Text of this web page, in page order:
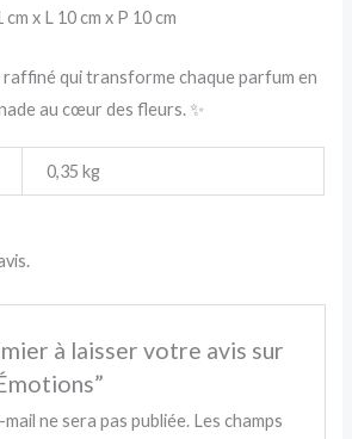
x L 10 cm x P 10 cm
qui transforme chaque parfum en
au cœur des fleurs. ✨
0,35 kg
à laisser votre avis sur
ne sera pas publiée. Les champs